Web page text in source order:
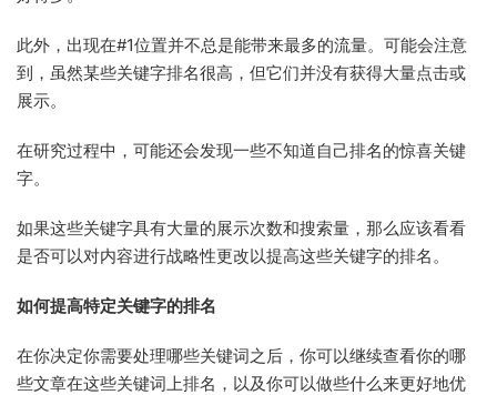
此外，出现在#1位置并不总是能带来最多的流量。可能会注意
到，虽然某些关键字排名很高，但它们并没有获得大量点击或
展示。
在研究过程中，可能还会发现一些不知道自己排名的惊喜关键
字。
如果这些关键字具有大量的展示次数和搜索量，那么应该看看
是否可以对内容进行战略性更改以提高这些关键字的排名。
如何提高特定关键字的排名
在你决定你需要处理哪些关键词之后，你可以继续查看你的哪
些文章在这些关键词上排名，以及你可以做些什么来更好地优